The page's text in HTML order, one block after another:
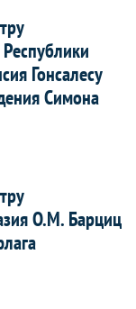
Гонсалесу
Симона
О.М. Барциц